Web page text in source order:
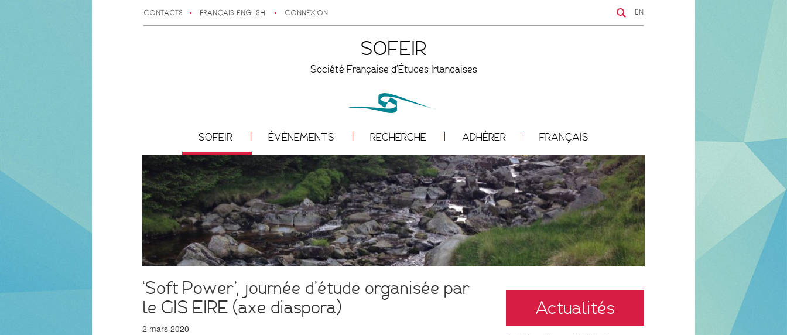
CONTACTS FRANÇAIS ENGLISH CONNEXION EN
SOFEIR
Société Française d'Études Irlandaises
SOFEIR ÉVÉNEMENTS RECHERCHE ADHÉRER FRANÇAIS
‘Soft Power’, journée d’étude organisée par
le GIS EIRE (axe diaspora)
2 mars 2020
Actualités